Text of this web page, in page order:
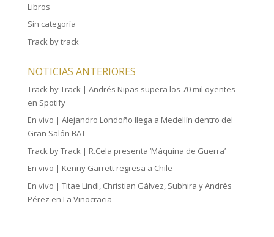
Libros
Sin categoría
Track by track
NOTICIAS ANTERIORES
Track by Track | Andrés Nipas supera los 70 mil oyentes
en Spotify
En vivo | Alejandro Londoño llega a Medellín dentro del
Gran Salón BAT
Track by Track | R.Cela presenta ‘Máquina de Guerra’
En vivo | Kenny Garrett regresa a Chile
En vivo | Titae Lindl, Christian Gálvez, Subhira y Andrés
Pérez en La Vinocracia